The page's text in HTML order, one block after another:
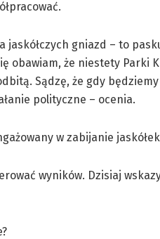
jaskółczych gniazd – to
obawiam, że niestety Parki
Sądzę, że gdy
polityczne – ocenia.
w zabijanie
wyników. Dzisiaj